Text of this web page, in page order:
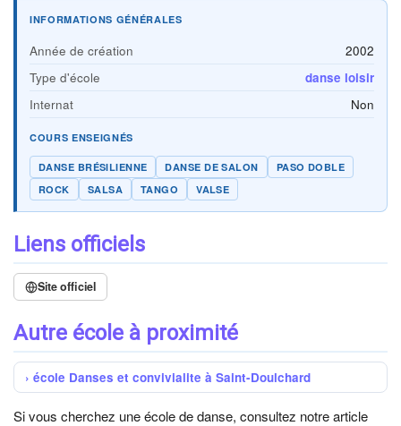
INFORMATIONS GÉNÉRALES
Année de création
2002
Type d'école
danse loisir
Internat
Non
COURS ENSEIGNÉS
DANSE BRÉSILIENNE DANSE DE SALON
PASO DOBLE
ROCK
SALSA TANGO VALSE
Liens officiels
Site officiel
Autre école à proximité
école Danses et convivialite à Saint-Doulchard
Si vous cherchez une école de danse, consultez notre article